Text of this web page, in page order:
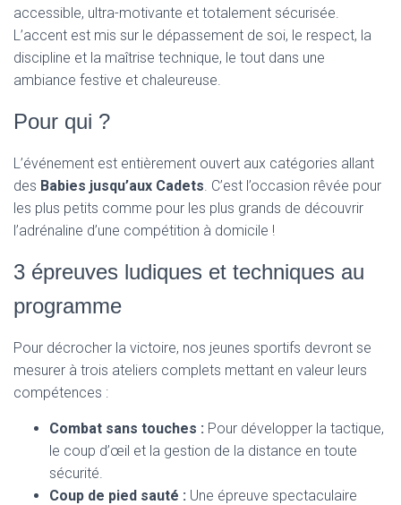
accessible, ultra-motivante et totalement sécurisée.
L’accent est mis sur le dépassement de soi, le respect, la
discipline et la maîtrise technique, le tout dans une
ambiance festive et chaleureuse.
Pour qui ?
L’événement est entièrement ouvert aux catégories allant
des Babies jusqu’aux Cadets. C’est l’occasion rêvée pour
les plus petits comme pour les plus grands de découvrir
l’adrénaline d’une compétition à domicile !
3 épreuves ludiques et techniques au
programme
Pour décrocher la victoire, nos jeunes sportifs devront se
mesurer à trois ateliers complets mettant en valeur leurs
compétences :
Combat sans touches : Pour développer la tactique,
le coup d’œil et la gestion de la distance en toute
sécurité.
Coup de pied sauté : Une épreuve spectaculaire